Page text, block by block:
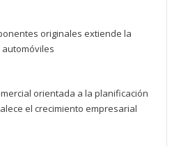
originales extiende la
orientada a la planificación
el crecimiento empresarial